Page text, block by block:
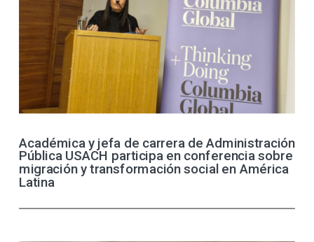
Académica y jefa de carrera de Administración
Pública USACH participa en conferencia sobre
migración y transformación social en América
Latina